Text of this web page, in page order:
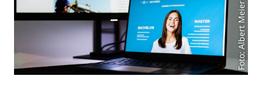
Foto: Albert Meier